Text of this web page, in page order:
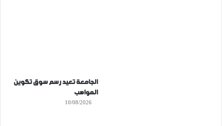
الجامعة تعيد رسم سوق تكوين
المواهب
10/08/2026